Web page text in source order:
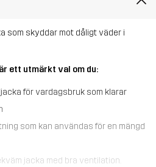
som skyddar mot dåligt väder i
ett utmärkt val om du:
för vardagsbruk som klarar
som kan användas för en mängd
jacka med bra ventilation.